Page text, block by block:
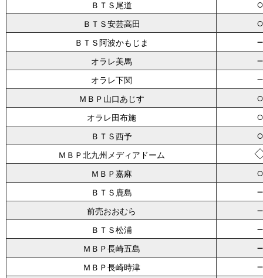
ＢＴＳ尾道 ○
ＢＴＳ安芸高田 ○
ＢＴＳ阿波かもじま
オラレ美馬
オラレ下関
ＭＢＰ山口あじす ○
オラレ田布施 ○
ＢＴＳ西予 ○
ＭＢＰ北九州メディアドーム
ＭＢＰ嘉麻 ○
ＢＴＳ鹿島
前売おおむら
ＢＴＳ松浦
ＭＢＰ長崎五島
ＭＢＰ長崎時津